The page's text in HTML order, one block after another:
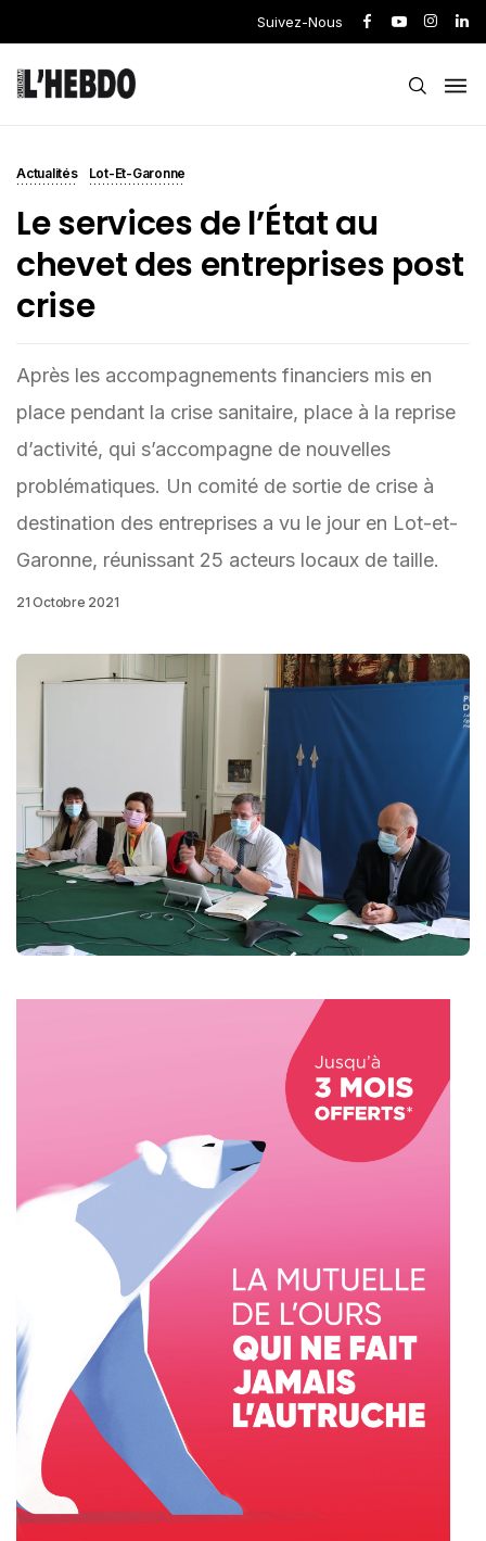
Suivez-Nous
Actualités Lot-Et-Garonne
Le services de l’État au
chevet des entreprises post
crise
Après les accompagnements financiers mis en
place pendant la crise sanitaire, place à la reprise
d’activité, qui s’accompagne de nouvelles
problématiques. Un comité de sortie de crise à
destination des entreprises a vu le jour en Lot-et-
Garonne, réunissant 25 acteurs locaux de taille.
21 Octobre 2021